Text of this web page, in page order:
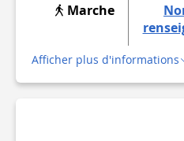
Marche
Afficher plus d'informations